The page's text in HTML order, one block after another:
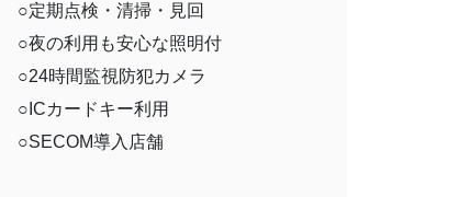
○定期点検・清掃・見回
○夜の利用も安心な照明付
○24時間監視防犯カメラ
○ICカードキー利用
○SECOM導入店舗